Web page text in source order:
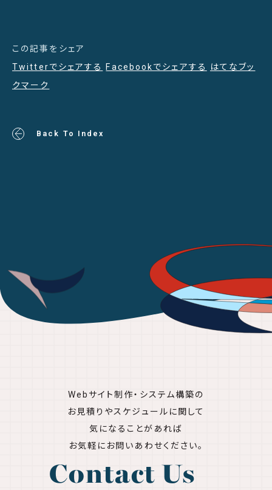
この記事をシェア
Twitterでシェアする
Facebookでシェアする
はてなブッ
クマーク
Back To Index
Webサイト制作・システム構築の
お見積りやスケジュールに関して
気になることがあれば
お気軽にお問いあわせください。
Contact Us